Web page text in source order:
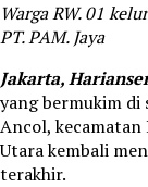
Warga RW. 01
PT. PAM. Jaya
Jakarta,
yang bermukim di
Ancol, kecamatan
Utara kembali
terakhir.